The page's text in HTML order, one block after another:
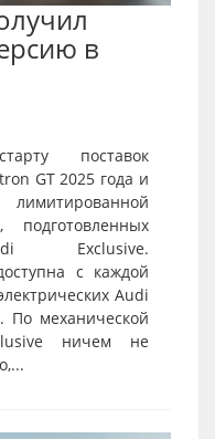
в
поставок
GT 2025 года и
Exclusive.
с каждой
Audi
По механической
ничем не